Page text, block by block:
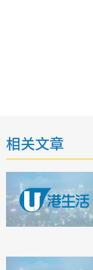
相关文章